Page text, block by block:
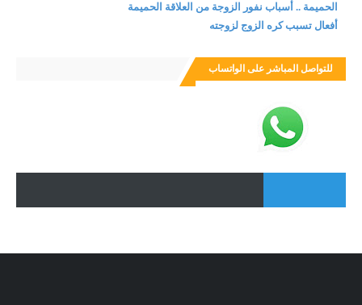
الحميمة .. أسباب نفور الزوجة من العلاقة الحميمة
أفعال تسبب كره الزوج لزوجته
للتواصل المباشر على الواتساب